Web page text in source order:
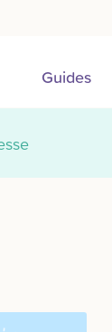
Guides